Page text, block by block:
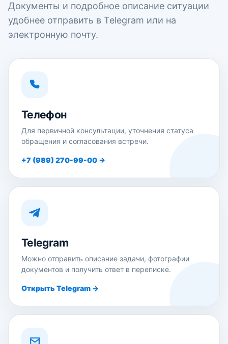
Документы и подробное описание ситуации
удобнее отправить в Telegram или на
электронную почту.
Телефон
Для первичной консультации, уточнения статуса
обращения и согласования встречи.
+7 (989) 270-99-00 →
Telegram
Можно отправить описание задачи, фотографии
документов и получить ответ в переписке.
Открыть Telegram →